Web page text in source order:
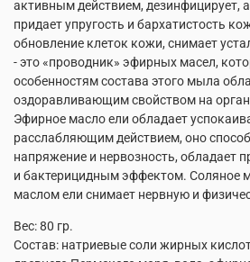
активным действием, дезинфицирует,
придает упругость и бархатистость
обновление клеток кожи, снимает
- это «проводник» эфирных масел,
особенностям состава этого мыла
оздоравливающим свойством на
Эфирное масло ели обладает
расслабляющим действием, оно
напряжение и нервозность, обладает
и бактерицидным эффектом. Соляное
маслом ели снимает нервную и
Вес: 80 гр.
Состав: натриевые соли жирных